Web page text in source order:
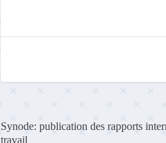
Synode: publication des rapports
travail